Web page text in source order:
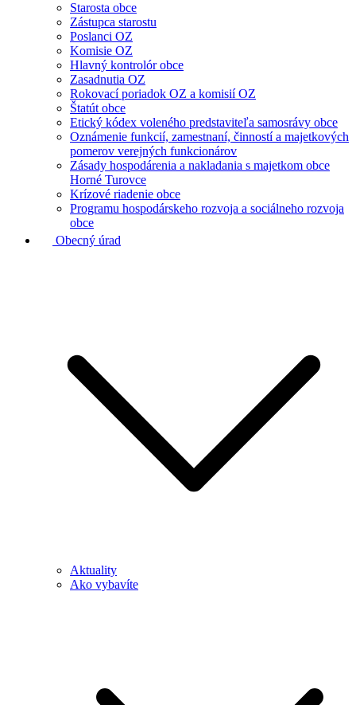
Starosta obce
Zástupca starostu
Poslanci OZ
Komisie OZ
Hlavný kontrolór obce
Zasadnutia OZ
Rokovací poriadok OZ a komisií OZ
Štatút obce
Etický kódex voleného predstaviteľa samosrávy obce
Oznámenie funkcií, zamestnaní, činností a majetkových
pomerov verejných funkcionárov
Zásady hospodárenia a nakladania s majetkom obce
Horné Turovce
Krízové riadenie obce
Programu hospodárskeho rozvoja a sociálneho rozvoja
obce
Obecný úrad
Aktuality
Ako vybavíte